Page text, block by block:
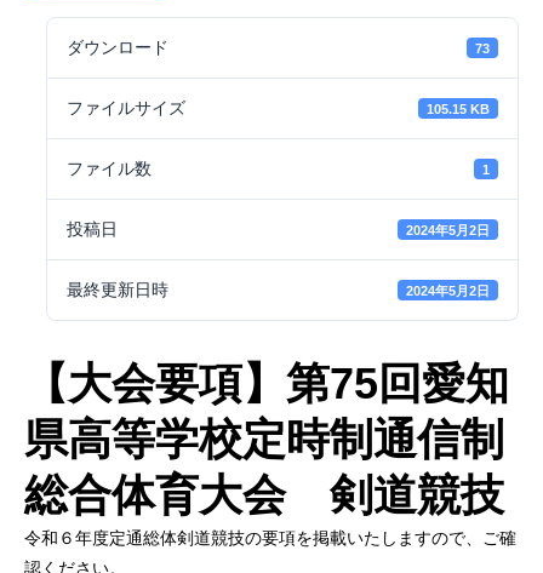
ダウンロード 73
ファイルサイズ 105.15 KB
ファイル数 1
投稿日 2024年5月2日
最終更新日時 2024年5月2日
【大会要項】第75回愛知
県高等学校定時制通信制
総合体育大会 剣道競技
令和６年度定通総体剣道競技の要項を掲載いたしますので、ご確
認ください。